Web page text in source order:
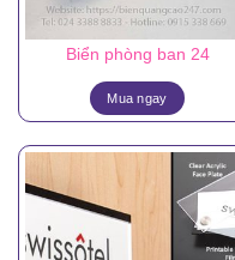
Biển phòng ban 24
Mua ngay